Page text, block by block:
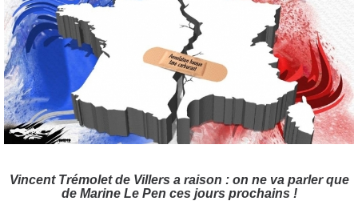
Vincent Trémolet de Villers a raison : on ne va parler que
de Marine Le Pen ces jours prochains !